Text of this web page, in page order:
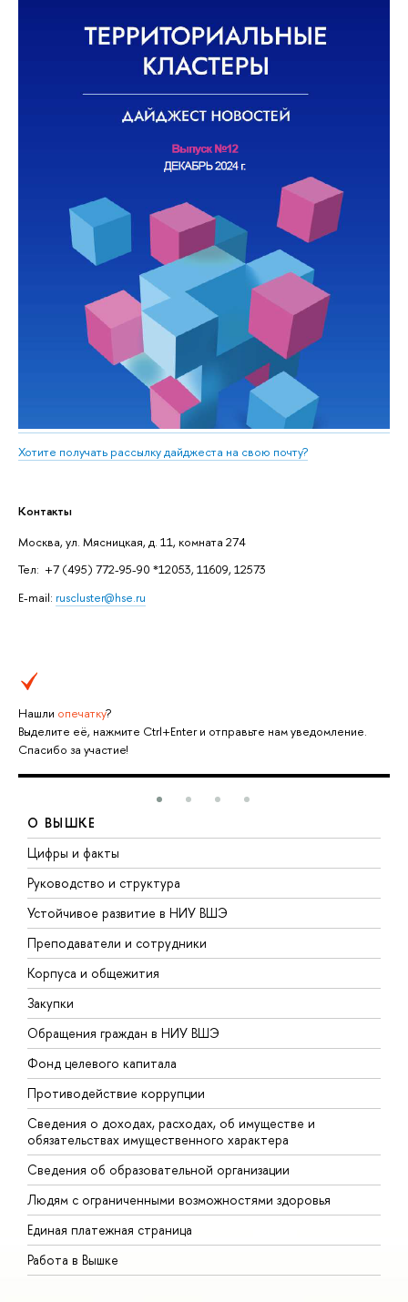
Хотите получать рассылку дайджеста на свою почту?
Контакты
Москва, ул. Мясницкая, д. 11, комната 274
Тел: +7 (495) 772-95-90 *12053, 11609, 12573
E-mail: ruscluster@hse.ru
Нашли опечатку?
Выделите её, нажмите Ctrl+Enter и отправьте нам уведомление.
Спасибо за участие!
О ВЫШКЕ
Цифры и факты
Руководство и структура
Устойчивое развитие в НИУ ВШЭ
Преподаватели и сотрудники
Корпуса и общежития
Закупки
Обращения граждан в НИУ ВШЭ
Фонд целевого капитала
Противодействие коррупции
Сведения о доходах, расходах, об имуществе и
обязательствах имущественного характера
Сведения об образовательной организации
Людям с ограниченными возможностями здоровья
Единая платежная страница
Работа в Вышке